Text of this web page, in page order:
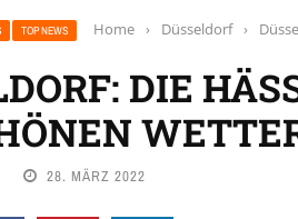
TOP NEWS Home › Düsseldorf ›
DIE
28. MÄRZ 2022